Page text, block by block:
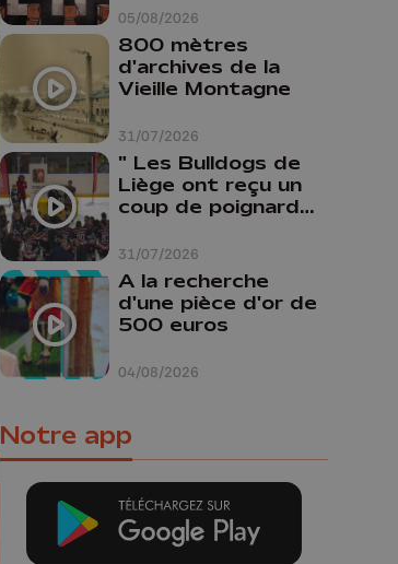
05/08/2026
Liège
31/07/2026
800 mètres
d'archives de la
Vieille Montagne
31/07/2026
" Les Bulldogs de
Liège ont reçu un
coup de poignard
04/08/2026
A la recherche
d'une pièce d'or de
500 euros
Notre app